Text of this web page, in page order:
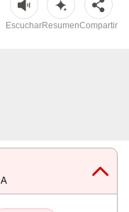
EscucharResumenCompartir